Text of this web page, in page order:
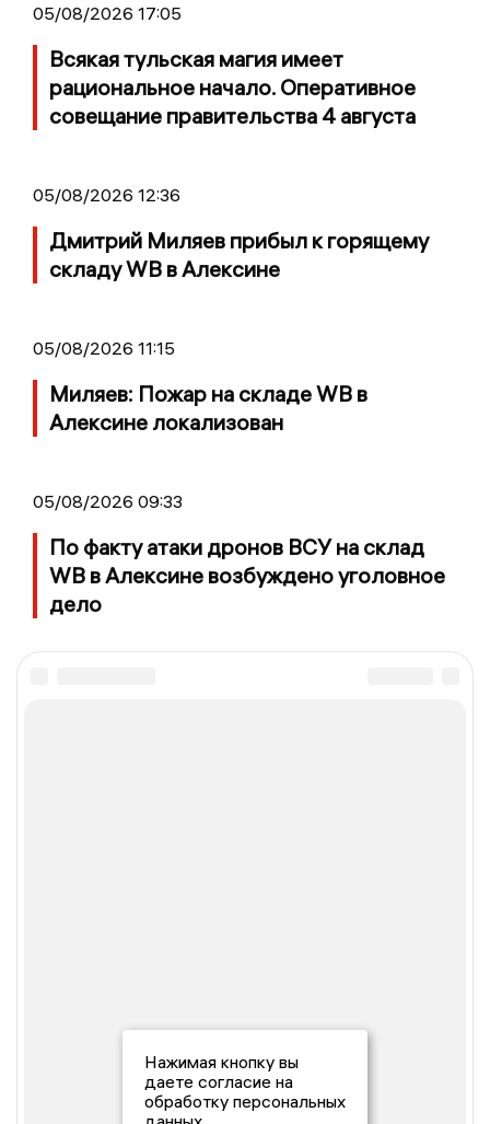
05/08/2026 17:05
Всякая тульская магия имеет
рациональное начало. Оперативное
совещание правительства 4 августа
05/08/2026 12:36
Дмитрий Миляев прибыл к горящему
складу WB в Алексине
05/08/2026 11:15
Миляев: Пожар на складе WB в
Алексине локализован
05/08/2026 09:33
По факту атаки дронов ВСУ на склад
WB в Алексине возбуждено уголовное
дело
Нажимая кнопку вы
даете согласие на
обработку персональных